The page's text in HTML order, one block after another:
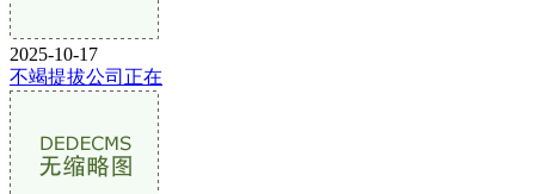
2025-10-17
不竭提拔公司正在